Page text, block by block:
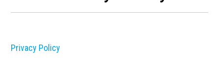
Privacy Policy